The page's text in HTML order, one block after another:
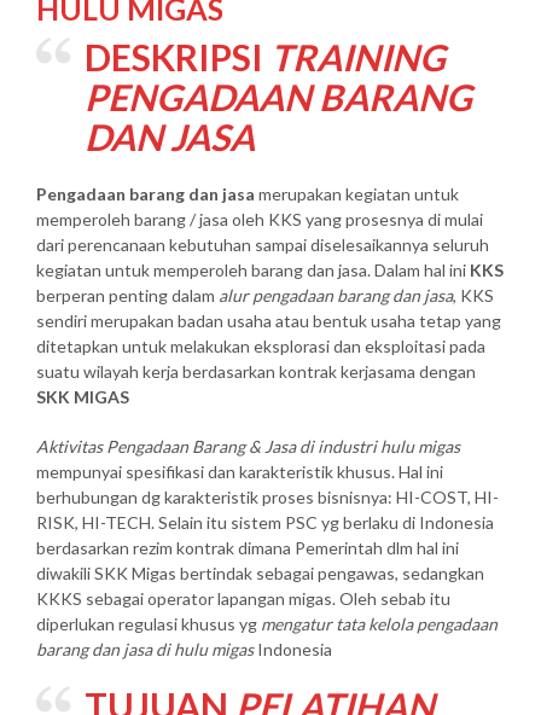
HULU MIGAS
DESKRIPSI TRAINING
PENGADAAN BARANG
DAN JASA
Pengadaan barang dan jasa merupakan kegiatan untuk
memperoleh barang / jasa oleh KKS yang prosesnya di mulai
dari perencanaan kebutuhan sampai diselesaikannya seluruh
kegiatan untuk memperoleh barang dan jasa. Dalam hal ini KKS
berperan penting dalam alur pengadaan barang dan jasa, KKS
sendiri merupakan badan usaha atau bentuk usaha tetap yang
ditetapkan untuk melakukan eksplorasi dan eksploitasi pada
suatu wilayah kerja berdasarkan kontrak kerjasama dengan
SKK MIGAS
Aktivitas Pengadaan Barang & Jasa di industri hulu migas
mempunyai spesifikasi dan karakteristik khusus. Hal ini
berhubungan dg karakteristik proses bisnisnya: HI-COST, HI-
RISK, HI-TECH. Selain itu sistem PSC yg berlaku di Indonesia
berdasarkan rezim kontrak dimana Pemerintah dlm hal ini
diwakili SKK Migas bertindak sebagai pengawas, sedangkan
KKKS sebagai operator lapangan migas. Oleh sebab itu
diperlukan regulasi khusus yg mengatur tata kelola pengadaan
barang dan jasa di hulu migasIndonesia
TUJUAN PELATIHAN